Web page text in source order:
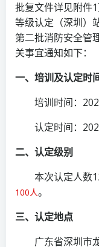
批复文件详见附件
等级认定（深圳）
第二批消防安全管
关事宜通知如下：
一、培训及认定时
培训时间：
认定时间：
二、 认定级别
本次认定人数
100人。
三、 认定地点
广东省深圳市龙